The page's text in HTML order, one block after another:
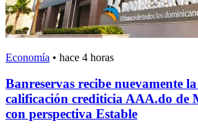
Economía • hace 4 horas
Banreservas recibe nuevamente
calificación crediticia AAA.do de
con perspectiva Estable